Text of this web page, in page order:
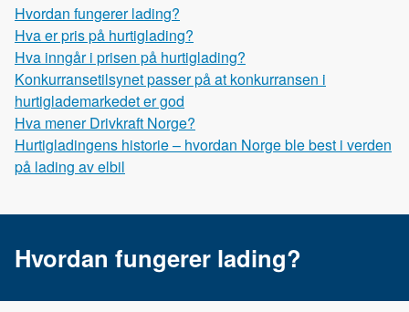
Hvordan fungerer lading?
Hva er pris på hurtiglading?
Hva inngår i prisen på hurtiglading?
Konkurransetilsynet passer på at konkurransen i
hurtiglademarkedet er god
Hva mener Drivkraft Norge?
Hurtigladingens historie – hvordan Norge ble best i verden
på lading av elbil
Hvordan fungerer lading?